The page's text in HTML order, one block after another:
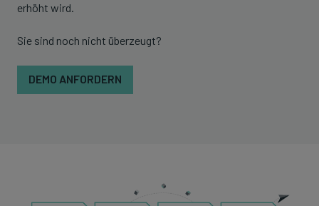
erhöht wird.
Sie sind noch nicht überzeugt?
DEMO ANFORDERN